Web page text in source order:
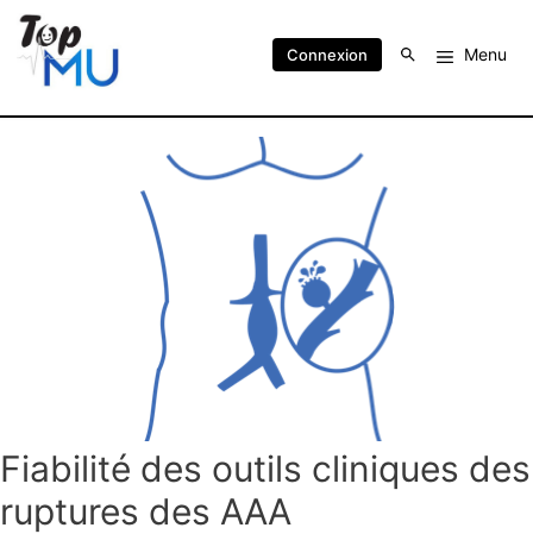
Connexion Menu
Fiabilité des outils cliniques des
ruptures des AAA